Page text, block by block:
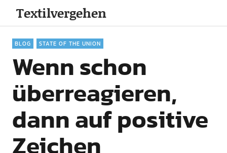
Textilvergehen
BLOG STATE OF THE UNION
Wenn schon
überreagieren,
dann auf positive
Zeichen